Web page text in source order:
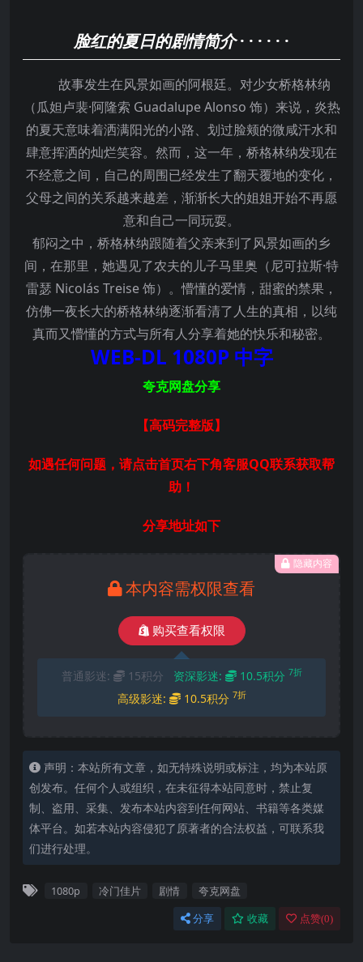
脸红的夏日的剧情简介· · · · · ·
故事发生在风景如画的阿根廷。对少女桥格林纳
（瓜妲卢裴·阿隆索 Guadalupe Alonso 饰）来说，炎热
的夏天意味着洒满阳光的小路、划过脸颊的微咸汗水和
肆意挥洒的灿烂笑容。然而，这一年，桥格林纳发现在
不经意之间，自己的周围已经发生了翻天覆地的变化，
父母之间的关系越来越差，渐渐长大的姐姐开始不再愿
意和自己一同玩耍。
郁闷之中，桥格林纳跟随着父亲来到了风景如画的乡
间，在那里，她遇见了农夫的儿子马里奥（尼可拉斯·特
雷瑟 Nicolás Treise 饰）。懵懂的爱情，甜蜜的禁果，
仿佛一夜长大的桥格林纳逐渐看清了人生的真相，以纯
真而又懵懂的方式与所有人分享着她的快乐和秘密。
WEB-DL 1080P 中字
夸克网盘分享
【高码完整版】
如遇任何问题，请点击首页右下角客服QQ联系获取帮
助！
分享地址如下
隐藏内容
本内容需权限查看
购买查看权限
普通影迷: 15积分 资深影迷: 10.5积分 7折
高级影迷: 10.5积分 7折
声明：本站所有文章，如无特殊说明或标注，均为本站原
创发布。任何个人或组织，在未征得本站同意时，禁止复
制、盗用、采集、发布本站内容到任何网站、书籍等各类媒
体平台。如若本站内容侵犯了原著者的合法权益，可联系我
们进行处理。
1080p 冷门佳片 剧情 夸克网盘
分享 收藏 点赞(0)